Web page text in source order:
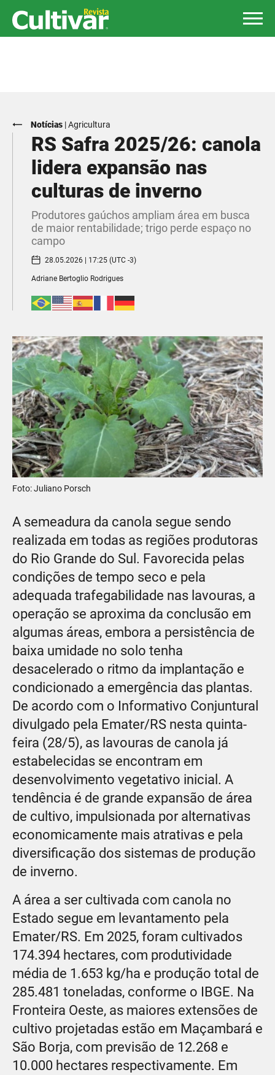
Notícias |Agricultura
RS Safra 2025/26: canola
lidera expansão nas
culturas de inverno
Produtores gaúchos ampliam área em busca
de maior rentabilidade; trigo perde espaço no
campo
28.05.2026 | 17:25 (UTC -3)
Adriane Bertoglio Rodrigues
Foto: Juliano Porsch
A semeadura da canola segue sendo
realizada em todas as regiões produtoras
do Rio Grande do Sul. Favorecida pelas
condições de tempo seco e pela
adequada trafegabilidade nas lavouras, a
operação se aproxima da conclusão em
algumas áreas, embora a persistência de
baixa umidade no solo tenha
desacelerado o ritmo da implantação e
condicionado a emergência das plantas.
De acordo com o Informativo Conjuntural
divulgado pela Emater/RS nesta quinta-
feira (28/5), as lavouras de canola já
estabelecidas se encontram em
desenvolvimento vegetativo inicial. A
tendência é de grande expansão de área
de cultivo, impulsionada por alternativas
economicamente mais atrativas e pela
diversificação dos sistemas de produção
de inverno.
A área a ser cultivada com canola no
Estado segue em levantamento pela
Emater/RS. Em 2025, foram cultivados
174.394 hectares, com produtividade
média de 1.653 kg/ha e produção total de
285.481 toneladas, conforme o IBGE. Na
Fronteira Oeste, as maiores extensões de
cultivo projetadas estão em Maçambará e
São Borja, com previsão de 12.268 e
10.000 hectares respectivamente. Em